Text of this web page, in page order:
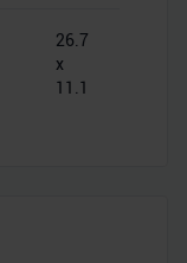
26.7
x
11.1